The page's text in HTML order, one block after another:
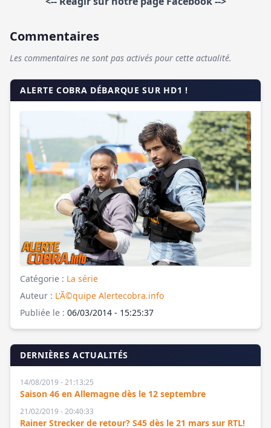
Commentaires
Les commentaires ne sont pas activés pour cette actualité.
ALERTE COBRA DÉBARQUE SUR HD1 !
Catégorie : La série
Auteur : L'Ã©quipe Alertecobra.info
Publiée le : 06/03/2014 - 15:25:37
DERNIÈRES ACTUALITÉS
14/08/2019 - 21:13:25
Saison 46 en Allemagne dès le 12 septembre
21/02/2019 - 20:40:33
Rainer Strecker de retour? S45 dès le 21 mars sur RTL!